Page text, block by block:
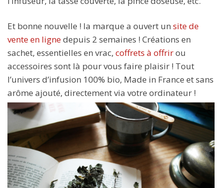
Et bonne nouvelle ! la marque a ouvert un site de
vente en lignedepuis 2 semaines ! Créations en
sachet, essentielles en vrac, coffrets à offrirou
accessoires sont là pour vous faire plaisir ! Tout
l’univers d’infusion 100% bio, Made in France et sans
arôme ajouté, directement via votre ordinateur !